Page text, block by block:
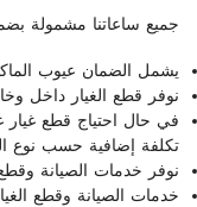
جميع ساعاتنا مشمولة
يشمل الضمان عيوب
نوفر قطع الغيار داخل
في حال احتياج قطع غيار
تكلفة إضافية حسب نوع
نوفر خدمات الصيانة وقطع
خدمات الصيانة وقطع